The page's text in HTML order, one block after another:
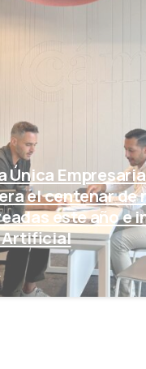
Única
el centenar de
este año e
Artificial